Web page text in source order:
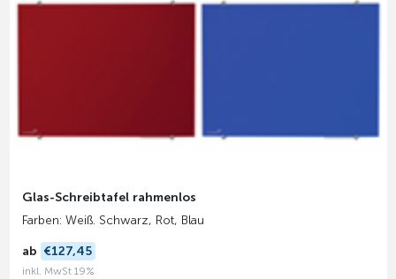
Glas-Schreibtafel rahmenlos
Farben: Weiß. Schwarz, Rot, Blau
ab €127,45
inkl. MwSt 19%